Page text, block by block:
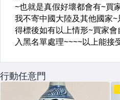
行動任意門